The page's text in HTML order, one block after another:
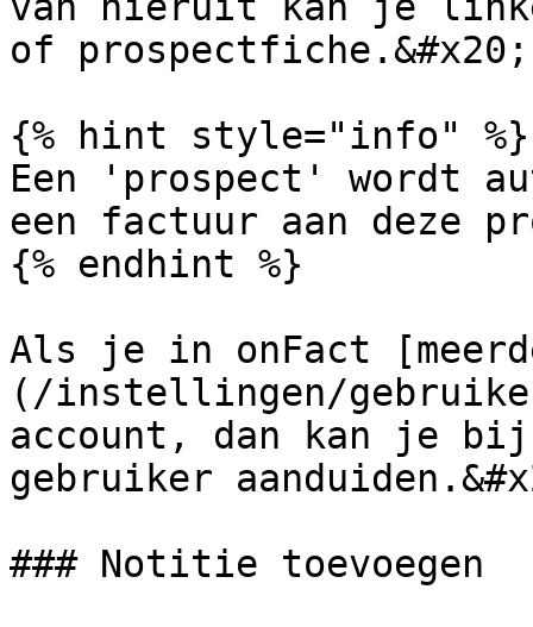
of prospectfiche.&#x20;
{% hint style="info" %}
Een 'prospect' wordt
een factuur aan deze
{% endhint %}
Als je in onFact
(/instellingen/
account, dan kan je
gebruiker
### Notitie toevoegen